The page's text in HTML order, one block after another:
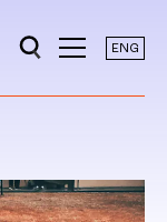
ENG